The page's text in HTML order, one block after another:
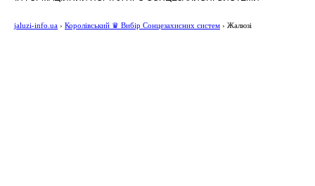
jaluzi-info.ua › Королівський ♛ Вибір Сонцезахисних систем › Жалюзі